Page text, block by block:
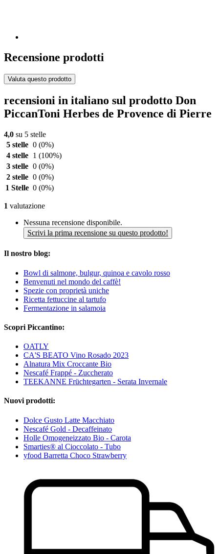
Recensione prodotti
Valuta questo prodotto
recensioni in italiano sul prodotto Don
PiccanToni Herbes de Provence di Pierre
4,0 su 5 stelle
5 stelle 0 (0%)
4 stelle
1 (100%)
3 stelle 0 (0%)
2 stelle 0 (0%)
1 Stelle 0 (0%)
1 valutazione
Nessuna recensione disponibile.
Scrivi la prima recensione su questo prodotto!
Il nostro blog:
Bowl di salmone, bulgur, quinoa e cavolo rosso
Benvenuti nel mondo del caffè!
Spezie con proprietà uniche
Ricetta fettuccine al tartufo
Fermentazione in salamoia
Scopri Piccantino:
OATLY
CA'S BEATO Vino Rosado 2023
Alnatura Mix Croccante Bio
Nescafé Frappé - Zuccherato
TEEKANNE Früchtegarten - Serata Invernale
Nuovi prodotti:
Dolce Gusto Latte Macchiato
Nescafé Gold - Decaffeinato
Holle Omogeneizzato Bio - Carota
Smarties® al Cioccolato - Tubo
yfood Barretta Choco Strawberry